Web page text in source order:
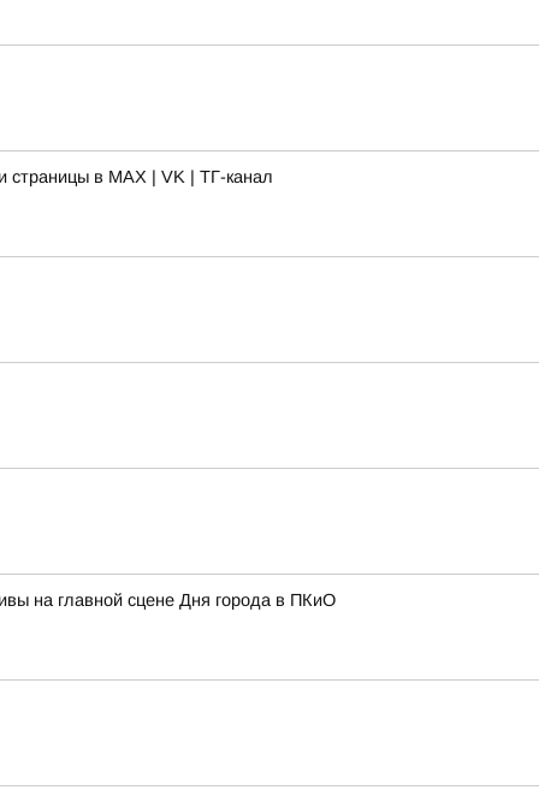
страницы в MAX | VK | ТГ-канал
на главной сцене Дня города в ПКиО